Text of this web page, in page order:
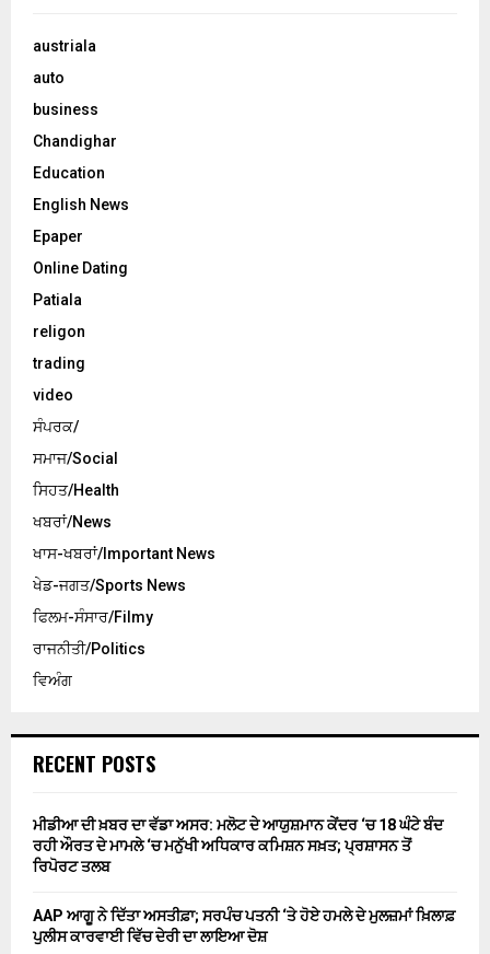
austriala
auto
business
Chandighar
Education
English News
Epaper
Online Dating
Patiala
religon
trading
video
ਸੰਪਰਕ/
ਸਮਾਜ/Social
ਸਿਹਤ/Health
ਖਬਰਾਂ/News
ਖਾਸ-ਖਬਰਾਂ/Important News
ਖੇਡ-ਜਗਤ/Sports News
ਫਿਲਮ-ਸੰਸਾਰ/Filmy
ਰਾਜਨੀਤੀ/Politics
ਵਿਅੰਗ
RECENT POSTS
ਮੀਡੀਆ ਦੀ ਖ਼ਬਰ ਦਾ ਵੱਡਾ ਅਸਰ: ਮਲੋਟ ਦੇ ਆਯੁਸ਼ਮਾਨ ਕੇਂਦਰ ‘ਚ 18 ਘੰਟੇ ਬੰਦ
ਰਹੀ ਔਰਤ ਦੇ ਮਾਮਲੇ ‘ਚ ਮਨੁੱਖੀ ਅਧਿਕਾਰ ਕਮਿਸ਼ਨ ਸਖ਼ਤ; ਪ੍ਰਸ਼ਾਸਨ ਤੋਂ
ਰਿਪੋਰਟ ਤਲਬ
AAP ਆਗੂ ਨੇ ਦਿੱਤਾ ਅਸਤੀਫ਼ਾ; ਸਰਪੰਚ ਪਤਨੀ ‘ਤੇ ਹੋਏ ਹਮਲੇ ਦੇ ਮੁਲਜ਼ਮਾਂ ਖ਼ਿਲਾਫ਼
ਪੁਲੀਸ ਕਾਰਵਾਈ ਵਿੱਚ ਦੇਰੀ ਦਾ ਲਾਇਆ ਦੋਸ਼